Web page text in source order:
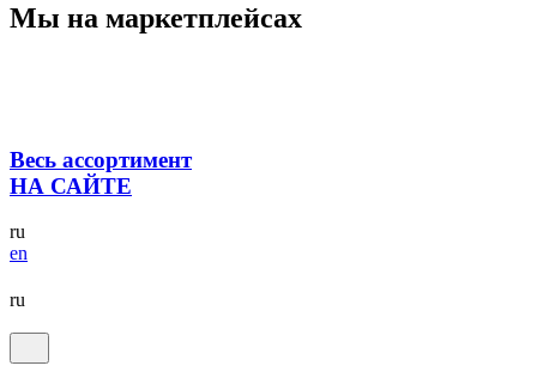
Мы на маркетплейсах
Весь ассортимент
НА САЙТЕ
ru
en
ru